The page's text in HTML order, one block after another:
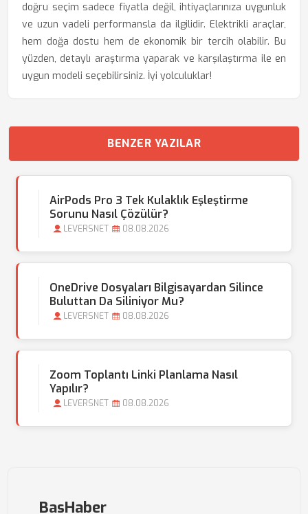
doğru seçim sadece fiyatla değil, ihtiyaçlarınıza uygunluk
ve uzun vadeli performansla da ilgilidir. Elektrikli araçlar,
hem doğa dostu hem de ekonomik bir tercih olabilir. Bu
yüzden, detaylı araştırma yaparak ve karşılaştırma ile en
uygun modeli seçebilirsiniz. İyi yolculuklar!
BENZER YAZILAR
AirPods Pro 3 Tek Kulaklık Eşleştirme
Sorunu Nasıl Çözülür?
LEVERSNET 08.08.2026
OneDrive Dosyaları Bilgisayardan Silince
Buluttan Da Siliniyor Mu?
LEVERSNET 08.08.2026
Zoom Toplantı Linki Planlama Nasıl
Yapılır?
LEVERSNET 08.08.2026
BasHaber